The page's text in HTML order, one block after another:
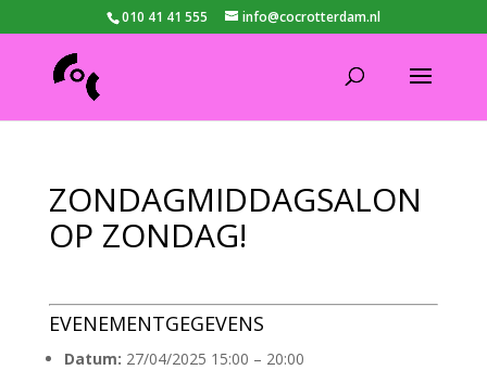
010 41 41 555 info@cocrotterdam.nl
ZONDAGMIDDAGSALON
OP ZONDAG!
EVENEMENTGEGEVENS
Datum: 27/04/2025 15:00 – 20:00